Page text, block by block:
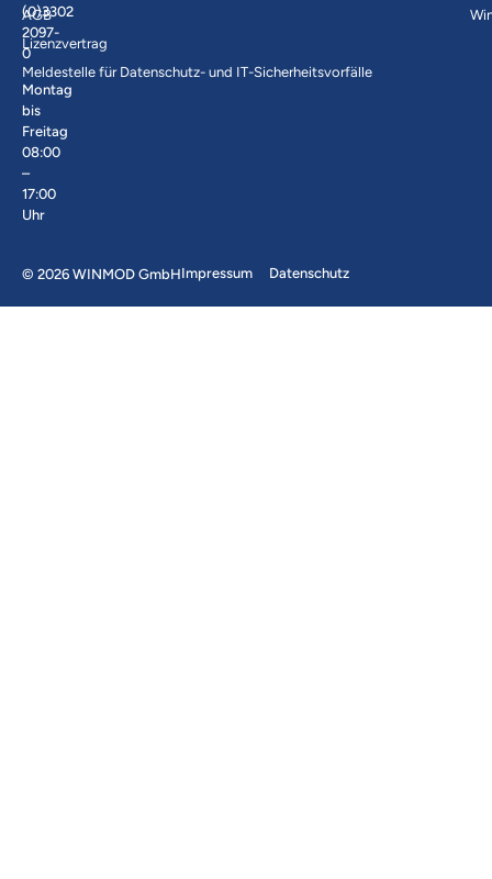
(0)3302
2097-
0
Montag
bis
Freitag
08:00
–
17:00
Uhr
AGB
Lizenzvertrag
Meldestelle für Datenschutz- und IT-Sicherheitsvorfälle
© 2026 WINMOD GmbHImpressum Datenschutz